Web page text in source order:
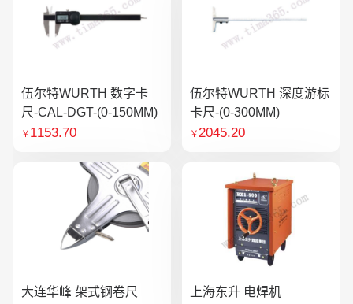
伍尔特WURTH 数字卡
尺-CAL-DGT-(0-150MM)
￥ 1153.70
伍尔特WURTH 深度游标
卡尺-(0-300MM)
￥2045.20
大连华峰 架式钢卷尺 上海东升 电焊机